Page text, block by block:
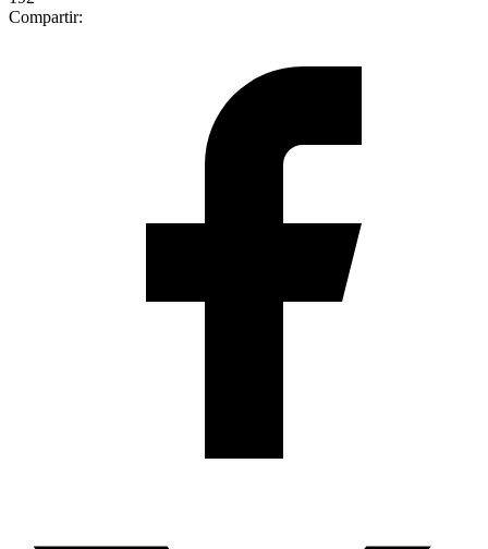
Compartir: